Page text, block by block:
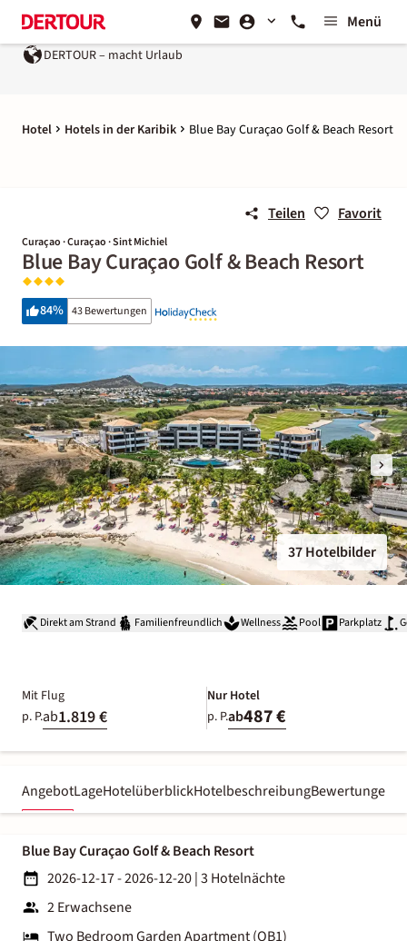
Menü
DERTOUR – macht Urlaub
Hotel Hotels in der Karibik Blue Bay Curaçao Golf & Beach Resort
Teilen Favorit
Curaçao · Curaçao · Sint Michiel
Blue Bay Curaçao Golf & Beach Resort
84% 43 Bewertungen
37 Hotelbilder
Direkt am Strand Familienfreundlich Wellness Pool Parkplatz
Mit Flug
p. P.ab1.819 €
Nur Hotel
p. P.ab487 €
AngebotLageHotelüberblickHotelbeschreibungBewertungen
Blue Bay Curaçao Golf & Beach Resort
2026-12-17 - 2026-12-20|3 Hotelnächte
2 Erwachsene
Two Bedroom Garden Apartment (OB1)